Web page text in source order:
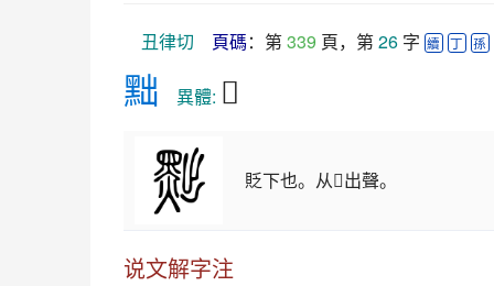
丑律切 頁碼：第 339 頁，第 26 字 續 丁 孫
黜 異體: 𪐽
貶下也。从𪐗出聲。
说文解字注